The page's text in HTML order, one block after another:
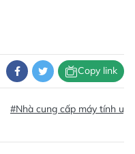
Copy link
#Nhà cung cấp máy tính uy